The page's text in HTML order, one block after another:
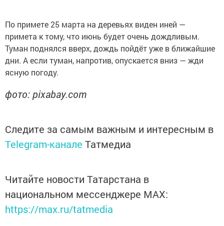
По примете 25 марта на деревьях виден иней —
примета к тому, что июнь будет очень дождливым.
Туман поднялся вверх, дождь пойдёт уже в ближайшие
дни. А если туман, напротив, опускается вниз — жди
ясную погоду.
фото: pixabay.com
Следите за самым важным и интересным в
Telegram-канале Татмедиа
Читайте новости Татарстана в
национальном мессенджере MАХ:
https://max.ru/tatmedia